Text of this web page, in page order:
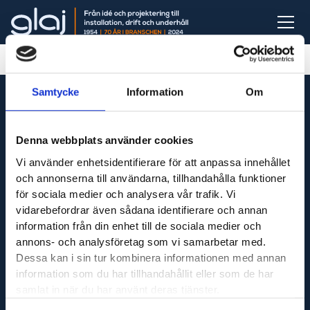
Samtycke Information Om
Denna webbplats använder cookies
Vi använder enhetsidentifierare för att anpassa innehållet
och annonserna till användarna, tillhandahålla funktioner
för sociala medier och analysera vår trafik. Vi
vidarebefordrar även sådana identifierare och annan
information från din enhet till de sociala medier och
annons- och analysföretag som vi samarbetar med.
Dessa kan i sin tur kombinera informationen med annan
information som du har tillhandahållit eller som de har
till hela Sverige och utför servicetjänster runt om i
Västsverige.
Adress
Maskinfirma Glaj AB